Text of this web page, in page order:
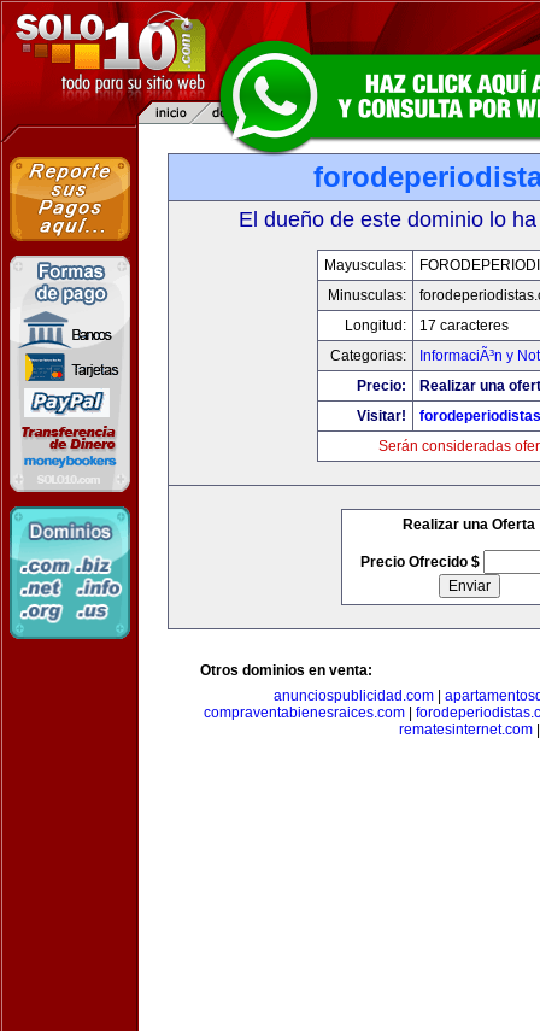
El dueño de este dominio lo
Mayusculas:
Minusculas:
Longitud:
17 caracteres
Categorias:
InformaciÃ³n y
Precio:
Realizar una
Visitar!
Serán consideradas
Realizar una Oferta
Precio Ofrecido $
Otros dominios en venta:
anunciospublicidad.com|
compraventabienesraices.com
rematesinternet.com|